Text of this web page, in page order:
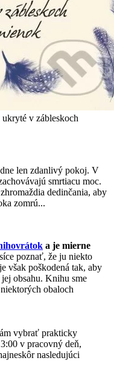
v zábleskoch
len zdanlivý pokoj. V
smrtiacu moc.
dedinčania, aby
zomrú...
a je mierne
poznať, že ju niekto
však poškodená tak, aby
obsahu. Knihu sme
obaloch
vybrať prakticky
v pracovný deň,
nasledujúci